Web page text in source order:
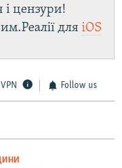
цензури!
для iOS
Follow us